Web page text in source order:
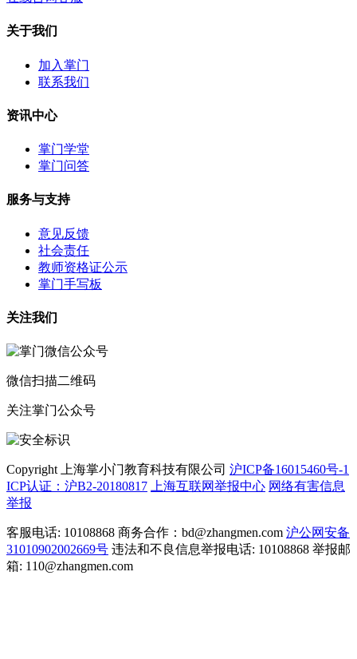
关于我们
加入掌门
联系我们
资讯中心
掌门学堂
掌门问答
服务与支持
意见反馈
社会责任
教师资格证公示
掌门手写板
关注我们
微信扫描二维码
关注掌门公众号
Copyright 上海掌小门教育科技有限公司 沪ICP备16015460号-1
ICP认证：沪B2-20180817
上海互联网举报中心 网络有害信息
举报
客服电话: 10108868 商务合作：bd@zhangmen.com 沪公网安备
31010902002669号 违法和不良信息举报电话: 10108868 举报邮
箱: 110@zhangmen.com